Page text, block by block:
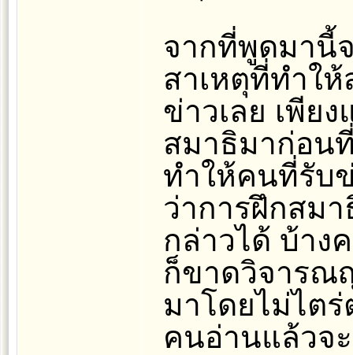
จากที่พูดมานี้
สาเหตุที่ทำใ
ข่าวเลย เพีย
สมาธิมาก่อน
ทำให้คนที่รับ
ว่าการฝึกสมา
กล่าวได้ บ้าง
ก็ขาดวิจารณ
มาโดยไม่ไต
คนอ่านแล้วจ